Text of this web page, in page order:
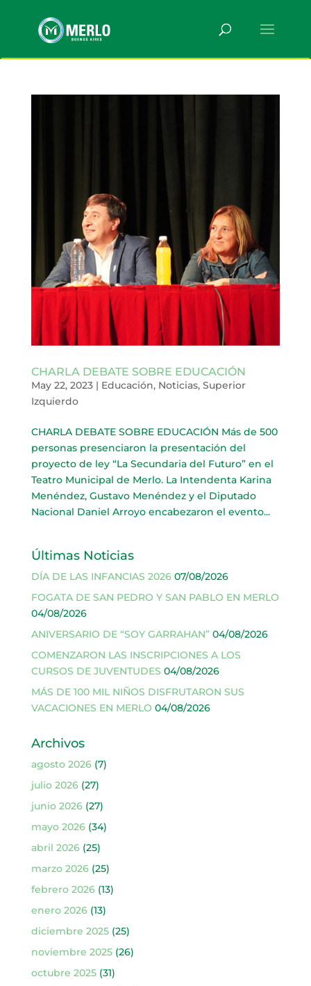
CHARLA DEBATE SOBRE EDUCACIÓN
May 22, 2023| Educación, Noticias, Superior
Izquierdo
CHARLA DEBATE SOBRE EDUCACIÓN Más de 500
personas presenciaron la presentación del
proyecto de ley “La Secundaria del Futuro” en el
Teatro Municipal de Merlo. La Intendenta Karina
Menéndez, Gustavo Menéndez y el Diputado
Nacional Daniel Arroyo encabezaron el evento...
Últimas Noticias
DÍA DE LAS INFANCIAS 2026 07/08/2026
FOGATA DE SAN PEDRO Y SAN PABLO EN MERLO
04/08/2026
ANIVERSARIO DE “SOY GARRAHAN” 04/08/2026
COMENZARON LAS INSCRIPCIONES A LOS
CURSOS DE JUVENTUDES 04/08/2026
MÁS DE 100 MIL NIÑOS DISFRUTARON SUS
VACACIONES EN MERLO 04/08/2026
Archivos
agosto 2026(7)
julio 2026(27)
junio 2026(27)
mayo 2026(34)
abril 2026(25)
marzo 2026(25)
febrero 2026(13)
enero 2026(13)
diciembre 2025(25)
noviembre 2025(26)
octubre 2025(31)